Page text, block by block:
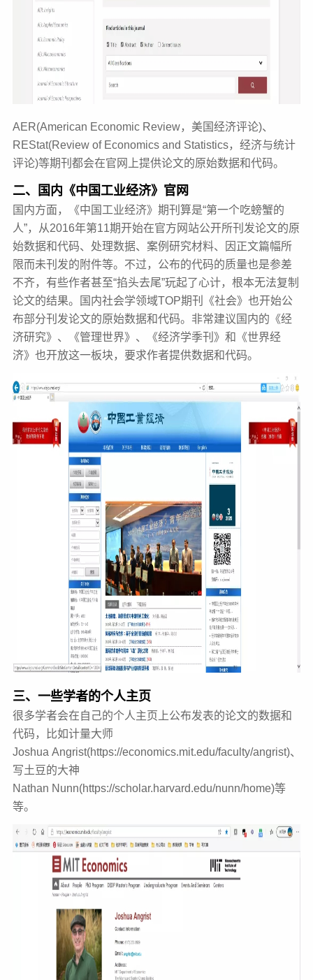
AER(American Economic Review，美国经济评论)、
REStat(Review of Economics and Statistics，经济与统计
评论)等期刊都会在官网上提供论文的原始数据和代码。
二、国内《中国工业经济》官网
国内方面，《中国工业经济》期刊算是“第一个吃螃蟹的
人”，从2016年第11期开始在官方网站公开所刊发论文的原
始数据和代码、处理数据、案例研究材料、因正文篇幅所
限而未刊发的附件等。不过，公布的代码的质量也是参差
不齐，有些作者甚至“掐头去尾”玩起了心计，根本无法复制
论文的结果。国内社会学领域TOP期刊《社会》也开始公
布部分刊发论文的原始数据和代码。非常建议国内的《经
济研究》、《管理世界》、《经济学季刊》和《世界经
济》也开放这一板块，要求作者提供数据和代码。
三、一些学者的个人主页
很多学者会在自己的个人主页上公布发表的论文的数据和
代码，比如计量大师
Joshua Angrist(https://economics.mit.edu/faculty/angrist)、
写土豆的大神
Nathan Nunn(https://scholar.harvard.edu/nunn/home)等
等。